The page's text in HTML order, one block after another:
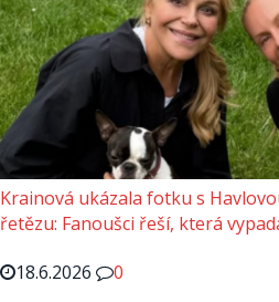
Krainová ukázala fotku s
řetězu: Fanoušci řeší, která
18.6.2026
0